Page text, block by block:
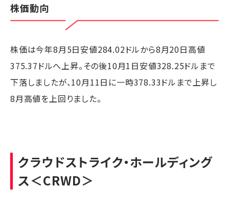
株価動向
株価は今年8月5日安値284.02ドルから8月20日高値
375.37ドルへ上昇。その後10月1日安値328.25ドルまで
下落しましたが、10月11日に一時378.33ドルまで上昇し
8月高値を上回りました。
クラウドストライク・ホールディング
ス＜CRWD＞